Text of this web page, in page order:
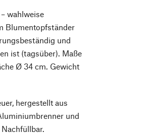
wahlweise
Blumentopfständer
und
ist (tagsüber). Maße
Ø 34 cm. Gewicht
hergestellt aus
und